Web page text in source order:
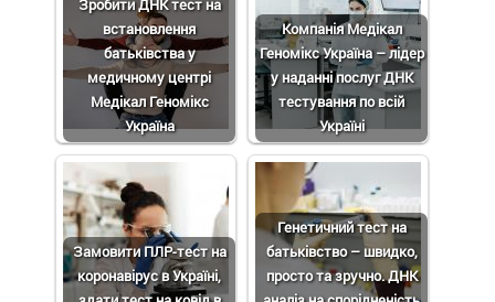
Зробити ДНК тест на
встановлення
батьківства у
медичному центрі
Медікал Геномікс
Україна
Компанія Медікал
Геномікс Україна – лідер
у наданні послуг ДНК
тестування по всій
Україні
Замовити ПЛР-тест на
коронавірус в Україні,
Генетичний тест на
батьківство – швидко,
просто та зручно. ДНК